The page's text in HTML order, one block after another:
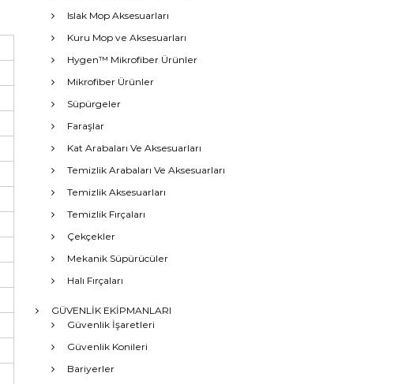
Islak Mop Aksesuarları
Kuru Mop ve Aksesuarları
Hygen™ Mikrofiber Ürünler
Mikrofiber Ürünler
Süpürgeler
Faraşlar
Kat Arabaları Ve Aksesuarları
Temizlik Arabaları Ve Aksesuarları
Temizlik Aksesuarları
Temizlik Fırçaları
Çekçekler
Mekanik Süpürücüler
Halı Fırçaları
GÜVENLİK EKİPMANLARI
Güvenlik İşaretleri
Güvenlik Konileri
Bariyerler